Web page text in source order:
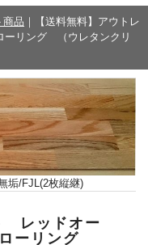
商品 ｜
【送料無料】アウトレ
リング （ウレタンクリ
/FJL(2枚縦継)
レッドオー
ーリング